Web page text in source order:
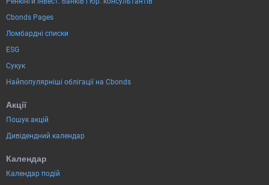
Cbonds Pages
Ломбардні списки
ESG
Сукук
Найпопулярніші облігації на Cbonds
Акції
Пошук акцій
Дивідендний календар
Календар
Календар подій